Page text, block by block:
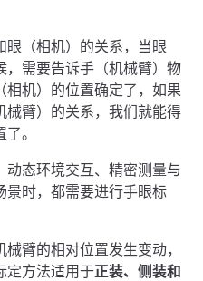
眼（相机）的关系，当眼
，需要告诉手（机械臂）物
机）的位置确定了，如果
械臂）的关系，我们就能得
。
动态环境交互、精密测量与
景时，都需要进行手眼标
臂的相对位置发生变动，
定方法适用于正装、侧装和